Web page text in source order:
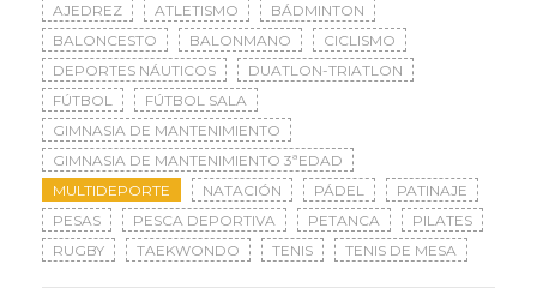
AJEDREZ
ATLETISMO
BÁDMINTON
BALONCESTO
BALONMANO
CICLISMO
DEPORTES NÁUTICOS
DUATLON-TRIATLON
FÚTBOL
FÚTBOL SALA
GIMNASIA DE MANTENIMIENTO
GIMNASIA DE MANTENIMIENTO 3ªEDAD
MULTIDEPORTE
NATACIÓN PÁDEL
PATINAJE
PESAS
PESCA DEPORTIVA PETANCA
PILATES
RUGBY
TAEKWONDO TENIS TENIS DE MESA